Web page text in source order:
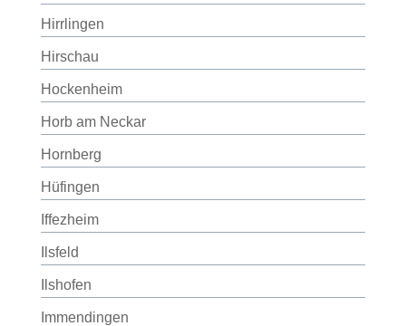
Hirrlingen
Hirschau
Hockenheim
Horb am Neckar
Hornberg
Hüfingen
Iffezheim
Ilsfeld
Ilshofen
Immendingen